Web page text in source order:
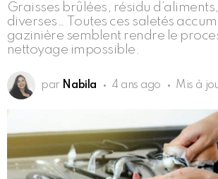
Graisses brûlées, résidu
diverses… Toutes ces saletés
gazinière semblent rendre le
nettoyage impossible.
par Nabila 4 ans ago Mis à